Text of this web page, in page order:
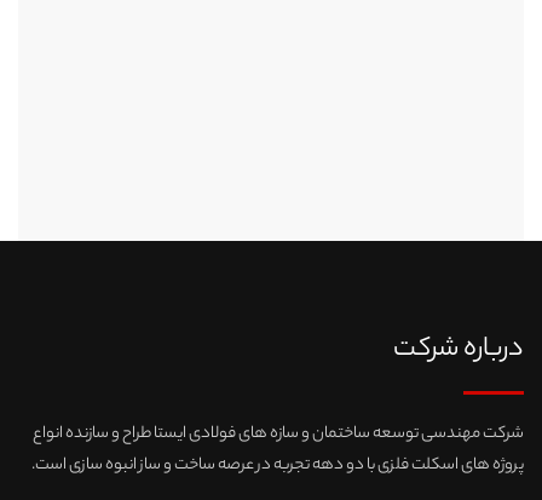
درباره شرکت
شرکت مهندسی توسعه ساختمان و سازه های فولادی ایستا طراح و سازنده انواع
پروژه های اسکلت فلزی با دو دهه تجربه در عرصه ساخت و ساز انبوه سازی است.